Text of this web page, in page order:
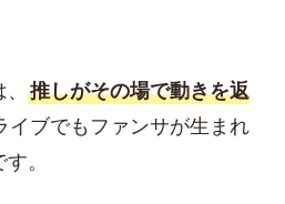
推しがその場で動きを返
イブでもファンサが生まれ
。